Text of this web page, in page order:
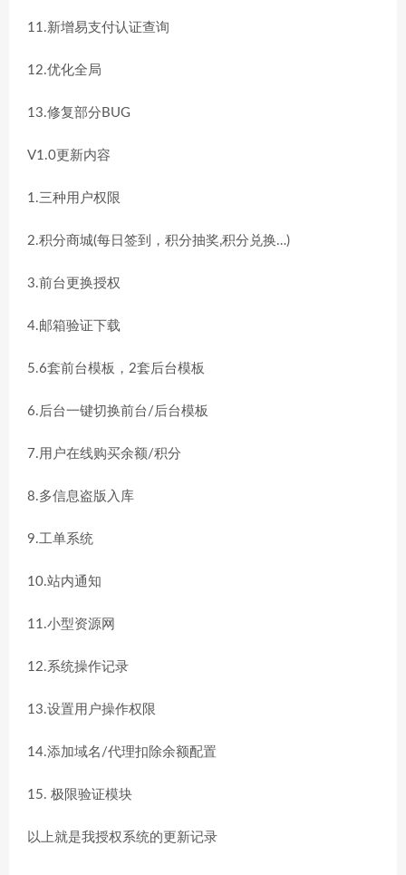
11.新增易支付认证查询
12.优化全局
13.修复部分BUG
V1.0更新内容
1.三种用户权限
2.积分商城(每日签到，积分抽奖,积分兑换…)
3.前台更换授权
4.邮箱验证下载
5.6套前台模板，2套后台模板
6.后台一键切换前台/后台模板
7.用户在线购买余额/积分
8.多信息盗版入库
9.工单系统
10.站内通知
11.小型资源网
12.系统操作记录
13.设置用户操作权限
14.添加域名/代理扣除余额配置
15. 极限验证模块
以上就是我授权系统的更新记录